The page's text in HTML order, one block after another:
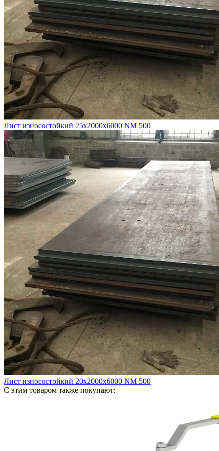
Лист износостойкий 25х2000х6000 NM 500
Лист износостойкий 20х2000х6000 NM 500
С этим товаром также покупают: